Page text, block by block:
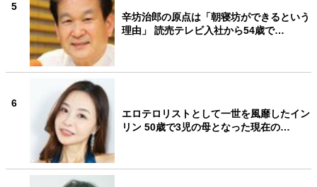
5
辛坊治郎の原点は「朝寝坊ができるという
理由」 読売テレビ入社から54歳で…
6
エロテロリストとして一世を風靡したイン
リン 50歳で3児の母となった現在の…